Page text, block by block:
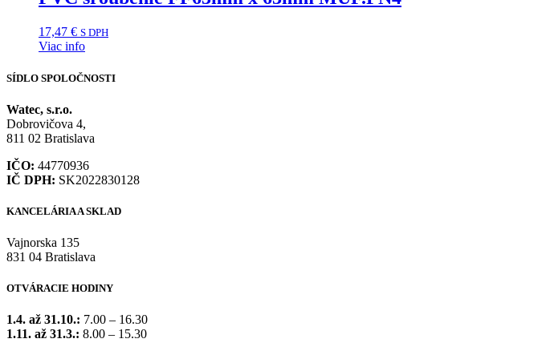
17,47 € S DPH
Viac info
SÍDLO SPOLOČNOSTI
Watec, s.r.o.
Dobrovičova 4,
811 02 Bratislava
IČO: 44770936
IČ DPH: SK2022830128
KANCELÁRIA A SKLAD
Vajnorska 135
831 04 Bratislava
OTVÁRACIE HODINY
1.4. až 31.10.: 7.00 – 16.30
1.11. až 31.3.: 8.00 – 15.30